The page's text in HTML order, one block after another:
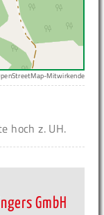
Mitwirkende
hoch z. UH.
GmbH